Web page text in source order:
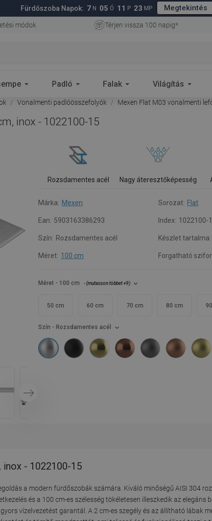
Fürdőszoba Napok: 7 N 05 Ó 11 P 21 MP Megtekintés
módok Térjen vissza 100 napig*
Padló Falak Világítás
Vonalmenti padlóösszefolyók Mexen Flat M03 vonalmenti
inox - 1022100-15
Rozsdamentes acél Nagy áteresztőképesség
Márka: Mexen Sorozat: Flat
Ean: 5903163386293 Index: 1022100-
Szín: Rozsdamentes acél Készlet tartalma:
Méret: 100 cm Forgatható
Méret - 100 cm - (mutasson többet+9)
50 cm 60 cm 70 cm 80 cm
Szín - Rozsdamentes acél
- 1022100-15
a modern fürdőszobák számára. Kiváló minőségű AISI 304
és a 100 cm-es szélesség tökéletesen illeszkedik az elegáns
vízelvezetést garantál. A 2 cm-es szegély és az állítható lábak